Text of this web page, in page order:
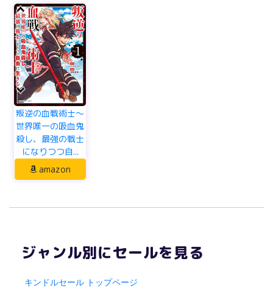
叛逆の血戦術士～
世界唯一の吸血鬼
殺し、最強の戦士
になりつつ自...
amazon
ジャンル別にセールを見る
キンドルセール トップページ